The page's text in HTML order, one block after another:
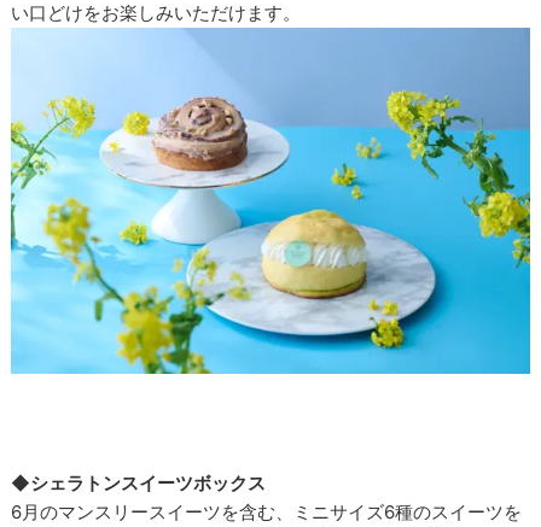
い口どけをお楽しみいただけます。
◆シェラトンスイーツボックス
6月のマンスリースイーツを含む、ミニサイズ6種のスイーツを